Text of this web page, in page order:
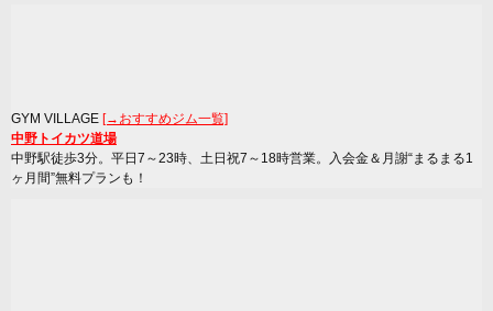
GYM VILLAGE [→おすすめジム一覧]
中野トイカツ道場
中野駅徒歩3分。平日7～23時、土日祝7～18時営業。入会金＆月謝“まるまる1
ヶ月間”無料プランも！